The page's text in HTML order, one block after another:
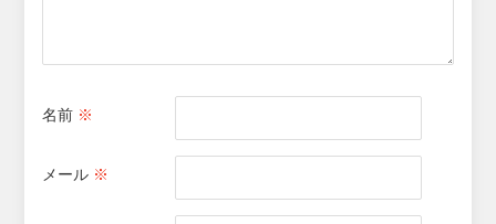
名前 ※
メール ※